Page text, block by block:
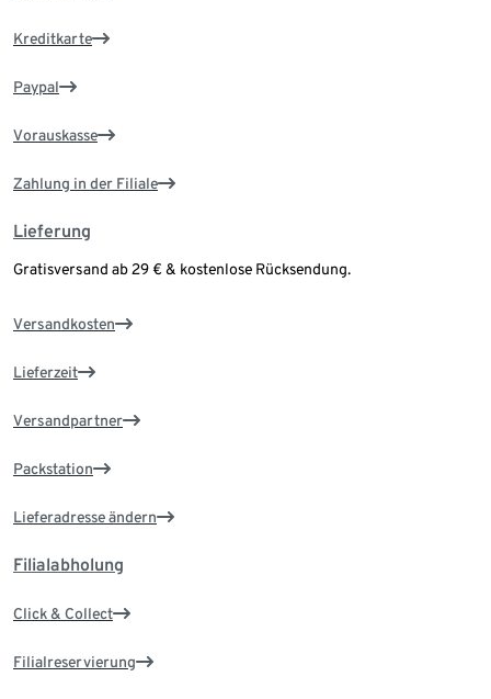
Kreditkarte
Paypal
Vorauskasse
Zahlung in der Filiale
Lieferung
Gratisversand ab 29 € & kostenlose Rücksendung.
Versandkosten
Lieferzeit
Versandpartner
Packstation
Lieferadresse ändern
Filialabholung
Click & Collect
Filialreservierung